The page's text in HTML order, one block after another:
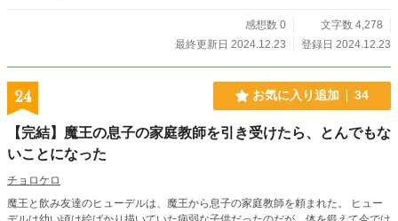
感想数 0
文字数 4,278
最終更新日 2024.12.23
登録日 2024.12.23
24 お気に入り追加 34
【完結】魔王の息子の家庭教師を引き受けたら、とんでもな
いことになった
チョロケロ
魔王と飲み友達のヒューデルは、魔王から息子の家庭教師を頼まれた。 ヒュー